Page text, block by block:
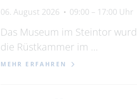
06. August 2026 09:00 – 17:00 Uhr
Das Museum im Steintor
die Rüstkammer im …
MEHR ERFAHREN